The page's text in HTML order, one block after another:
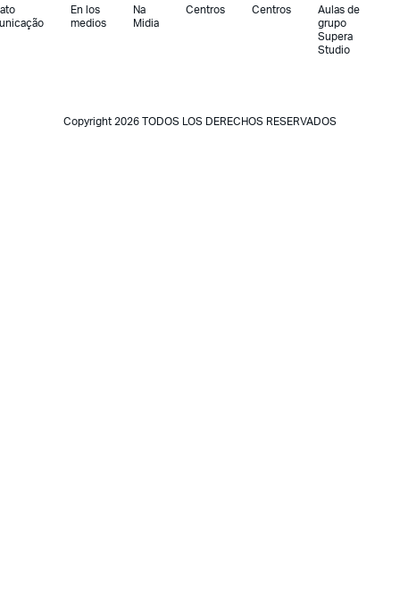
En los
medios
Na
Midia
Centros Centros
Aulas de
grupo
Supera
Studio
Copyright 2026 TODOS LOS DERECHOS RESERVADOS